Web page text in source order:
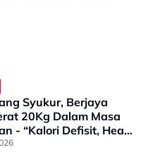
Syukur, Berjaya
20Kg Dalam Masa
- “Kalori Defisit, Heavy
Bukit”